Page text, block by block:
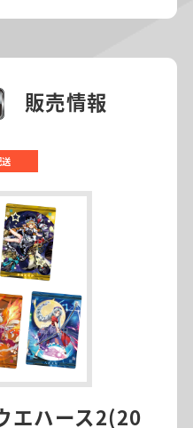
販売情報
エハース2(20